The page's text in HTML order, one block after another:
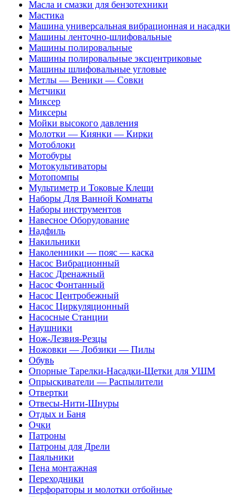
Масла и смазки для бензотехники
Мастика
Машина универсальная вибрационная и насадки
Машины ленточно-шлифовальные
Машины полировальные
Машины полировальные эксцентриковые
Машины шлифовальные угловые
Метлы — Веники — Совки
Метчики
Миксер
Миксеры
Мойки высокого давления
Молотки — Киянки — Кирки
Мотоблоки
Мотобуры
Мотокультиваторы
Мотопомпы
Мультиметр и Токовые Клещи
Наборы Для Ванной Комнаты
Наборы инструментов
Навесное Оборудование
Надфиль
Накильники
Наколенники — пояс — каска
Насос Вибрационный
Насос Дренажный
Насос Фонтанный
Насос Центробежный
Насос Циркуляционный
Насосные Станции
Наушники
Нож-Лезвия-Резцы
Ножовки — Лобзики — Пилы
Обувь
Опорные Тарелки-Насадки-Щетки для УШМ
Опрыскиватели — Распылители
Отвертки
Отвесы-Нити-Шнуры
Отдых и Баня
Очки
Патроны
Патроны для Дрели
Паяльники
Пена монтажная
Переходники
Перфораторы и молотки отбойные